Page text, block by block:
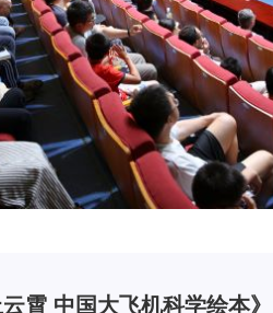
霄 中国大飞机科学绘本》